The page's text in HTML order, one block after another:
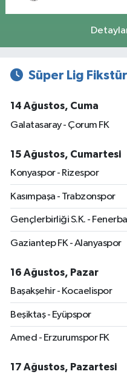
Süper Lig Fikstür
14 Ağustos, Cuma
Galatasaray - Çorum FK
15 Ağustos, Cumartesi
Konyaspor - Rizespor
Kasımpaşa - Trabzonspor
Gençlerbirliği S.K. -
Gaziantep FK - Alanyaspor
16 Ağustos, Pazar
Başakşehir - Kocaelispor
Beşiktaş - Eyüpspor
Amed - Erzurumspor FK
17 Ağustos, Pazartesi